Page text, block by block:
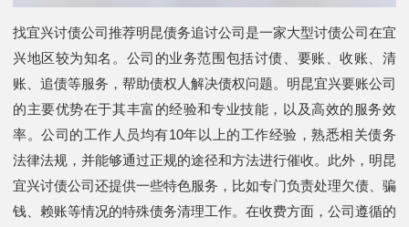
找宜兴讨债公司推荐明昆债务追讨公司是一家大型讨债公司在宜
兴地区较为知名。公司的业务范围包括讨债、要账、收账、清
账、追债等服务，帮助债权人解决债权问题。明昆宜兴要账公司
的主要优势在于其丰富的经验和专业技能，以及高效的服务效
率。公司的工作人员均有10年以上的工作经验，熟悉相关债务
法律法规，并能够通过正规的途径和方法进行催收。此外，明昆
宜兴讨债公司还提供一些特色服务，比如专门负责处理欠债、骗
钱、赖账等情况的特殊债务清理工作。在收费方面，公司遵循的